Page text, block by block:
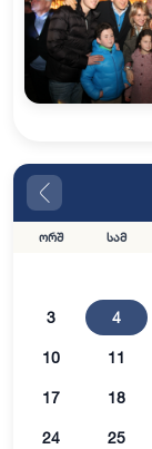
ორშ სამ
3 4
10 11
17 18
24 25